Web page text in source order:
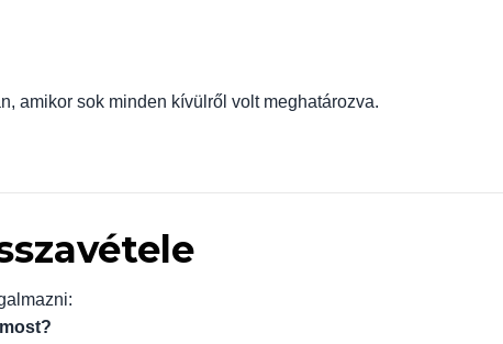
amikor sok minden kívülről volt meghatározva.